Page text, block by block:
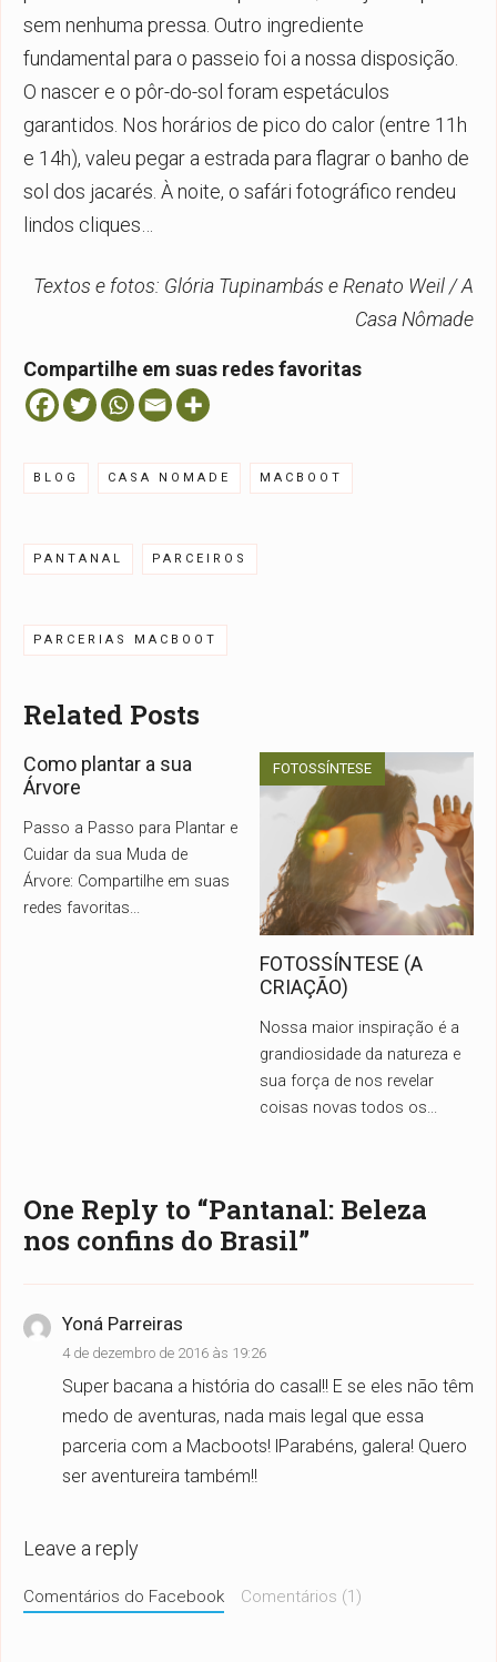
sem nenhuma pressa. Outro ingrediente
fundamental para o passeio foi a nossa disposição.
O nascer e o pôr-do-sol foram espetáculos
garantidos. Nos horários de pico do calor (entre 11h
e 14h), valeu pegar a estrada para flagrar o banho de
sol dos jacarés. À noite, o safári fotográfico rendeu
lindos cliques…
Textos e fotos: Glória Tupinambás e Renato Weil / A
Casa Nômade
Compartilhe em suas redes favoritas
BLOG CASA NOMADE MACBOOT
PANTANAL PARCEIROS
PARCERIAS MACBOOT
Related Posts
Como plantar a sua
Árvore
Passo a Passo para Plantar e
Cuidar da sua Muda de
Árvore: Compartilhe em suas
redes favoritas...
FOTOSSÍNTESE
FOTOSSÍNTESE (A
CRIAÇÃO)
Nossa maior inspiração é a
grandiosidade da natureza e
sua força de nos revelar
coisas novas todos os...
One Reply to “Pantanal: Beleza
nos confins do Brasil”
Yoná Parreiras
4 de dezembro de 2016 às 19:26
Super bacana a história do casal!! E se eles não têm
medo de aventuras, nada mais legal que essa
parceria com a Macboots! lParabéns, galera! Quero
ser aventureira também!!
Leave a reply
Comentários do Facebook Comentários (1)